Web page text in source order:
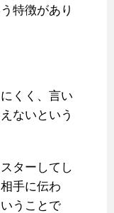
特徴があり
くく、言い
ないという
ターしてし
手に伝わ
うことで